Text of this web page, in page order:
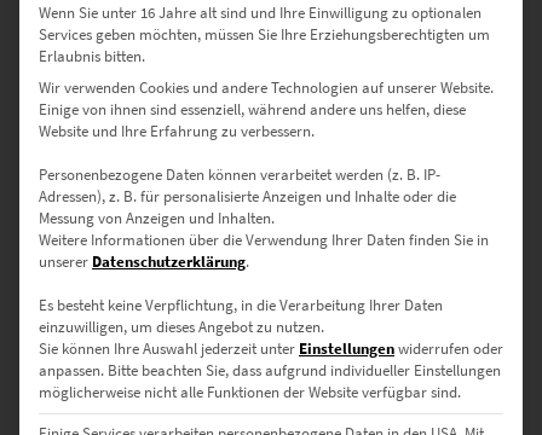
24,90 –€ 1.099,00
Enthält 19% Mwst.
zzgl.Versand
Lieferzeit: ca. 10 Werktage
Dieses Produkt weist mehrere Varianten auf. Die Optionen können auf der Produktseite gewählt werden
Wenn Sie unter 16 Jahre alt sind und Ihre Einwilligung zu optionalen
Services geben möchten, müssen Sie Ihre Erziehungsberechtigten um
Erlaubnis bitten.
Wir verwenden Cookies und andere Technologien auf unserer Website.
Einige von ihnen sind essenziell, während andere uns helfen, diese
Website und Ihre Erfahrung zu verbessern.
Personenbezogene Daten können verarbeitet werden (z. B. IP-
Adressen), z. B. für personalisierte Anzeigen und Inhalte oder die
Messung von Anzeigen und Inhalten.
Weitere Informationen über die Verwendung Ihrer Daten finden Sie in
unserer Datenschutzerklärung.
Es besteht keine Verpflichtung, in die Verarbeitung Ihrer Daten
einzuwilligen, um dieses Angebot zu nutzen.
Sie können Ihre Auswahl jederzeit unter Einstellungenwiderrufen oder
anpassen. Bitte beachten Sie, dass aufgrund individueller Einstellungen
möglicherweise nicht alle Funktionen der Website verfügbar sind.